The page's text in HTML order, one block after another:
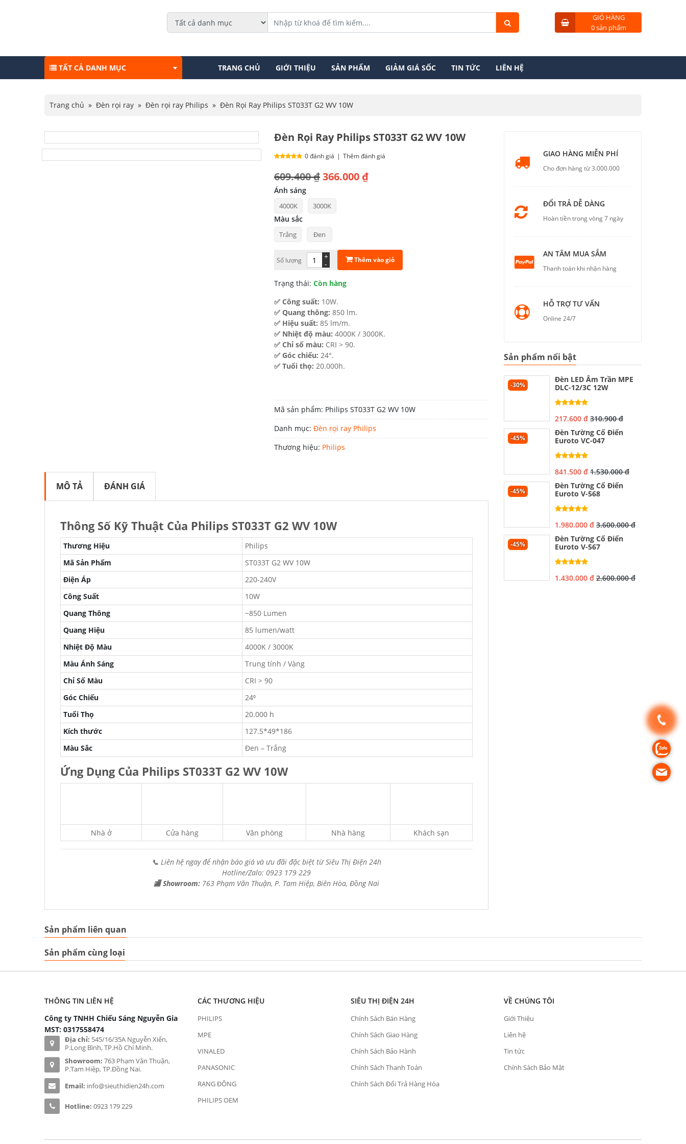
GIỎ HÀNG
0 sản phẩm
TẤT CẢ DANH MỤC TRANG CHỦ GIỚI THIỆU SẢN PHẨM GIẢM GIÁ SỐC TIN TỨC LIÊN HỆ
Trang chủ » Đèn rọi ray » Đèn rọi ray Philips » Đèn Rọi Ray Philips ST033T G2 WV 10W
Đèn Rọi Ray Philips ST033T G2 WV 10W
0 đánh giá | Thêm đánh giá
609.400₫
Giá
gốc
là:
609.400 ₫.
366.000 ₫
Giá
hiện
tại
là:
366.000 ₫.
Ánh sáng
4000K 3000K
Màu sắc
Trắng Đen
Số lượng -
+ Thêm vào giỏ
Trạng thái: Còn hàng
✅ Công suất: 10W.
✅ Quang thông: 850 lm.
✅ Hiệu suất: 85 lm/m.
✅ Nhiệt độ màu: 4000K / 3000K.
✅ Chỉ số màu: CRI > 90.
✅ Góc chiếu: 24°.
✅ Tuổi thọ: 20.000h.
Mã sản phẩm: Philips ST033T G2 WV 10W
Danh mục: Đèn rọi ray Philips
Thương hiệu: Philips
MÔ TẢ ĐÁNH GIÁ
Thông Số Kỹ Thuật Của Philips ST033T G2 WV 10W
Thương Hiệu
Philips
Mã Sản Phẩm
ST033T G2 WV 10W
Điện Áp
220-240V
Công Suất
10W
Quang Thông
~850 Lumen
Quang Hiệu
85 lumen/watt
Nhiệt Độ Màu
4000K / 3000K
Màu Ánh Sáng
Trung tính / Vàng
Chỉ Số Màu
CRI > 90
Góc Chiếu
24⁰
Tuổi Thọ
20.000 h
Kích thước
127.5*49*186
Màu Sắc
Đen – Trắng
Ứng Dụng Của Philips ST033T G2 WV 10W
Nhà ở Cửa hàng Văn phòng Nhà hàng Khách sạn
📞 Liên hệ ngay để nhận báo giá và ưu đãi đặc biệt từ Siêu Thị Điện 24h
Hotline/Zalo: 0923 179 229
🏬 Showroom: 763 Phạm Văn Thuận, P. Tam Hiệp, Biên Hòa, Đồng Nai
GIAO HÀNG MIỄN PHÍ
Cho đơn hàng từ 3.000.000
ĐỔI TRẢ DỄ DÀNG
Hoàn tiền trong vòng 7 ngày
AN TÂM MUA SẮM
Thanh toán khi nhận hàng
HỖ TRỢ TƯ VẤN
Online 24/7
Sản phẩm nổi bật
-30%
Đèn LED Âm Trần MPE
DLC-12/3C 12W
217.600 đ 310.900 đ
-45%
Đèn Tường Cổ Điển
Euroto VC-047
841.500 đ 1.530.000 đ
-45%
Đèn Tường Cổ Điển
Euroto V-568
1.980.000 đ 3.600.000 đ
-45%
Đèn Tường Cổ Điển
Euroto V-567
1.430.000 đ 2.600.000 đ
Sản phẩm liên quan
Sản phẩm cùng loại
THÔNG TIN LIÊN HỆ
Công ty TNHH Chiếu Sáng Nguyễn Gia
MST: 0317558474
Địa chỉ: 545/16/35A Nguyễn Xiển,
P.Long Bình, TP.Hồ Chí Minh.
Showroom: 763 Phạm Văn Thuận,
P.Tam Hiệp, TP.Đồng Nai.
Email: info@sieuthidien24h.com
Hotline: 0923 179 229
CÁC THƯƠNG HIỆU
PHILIPS
MPE
VINALED
PANASONIC
RẠNG ĐÔNG
PHILIPS OEM
SIÊU THỊ ĐIỆN 24H
Chính Sách Bán Hàng
Chính Sách Giao Hàng
Chính Sách Bảo Hành
Chính Sách Thanh Toán
Chính Sách Đổi Trả Hàng Hóa
VỀ CHÚNG TÔI
Giới Thiệu
Liên hệ
Tin tức
Chính Sách Bảo Mật